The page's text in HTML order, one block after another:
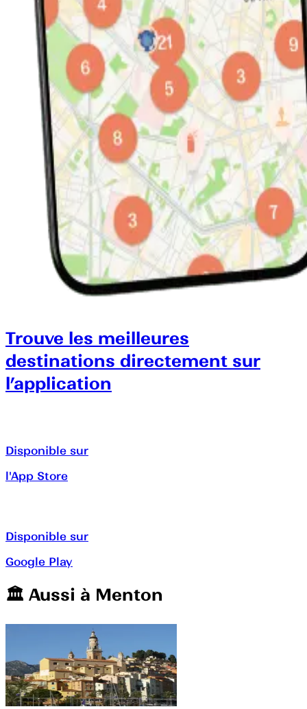
Trouve les meilleures
destinations directement sur
l’application
Disponible sur
l'App Store
Disponible sur
Google Play
🏛️️ Aussi à Menton